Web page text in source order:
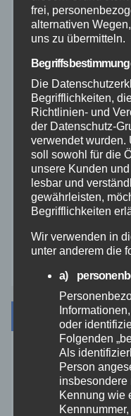
Rettungsdienst
Rhein-Lahn
THW
Veranstaltungen
Video
Westerwald
Zoll
August 2026
Juli 2026
frei,
alternativen
uns zu übermitteln.
Die
Begrifflichkeiten,
Richtlinien- und
der Datenschutz-
verwendet wurden.
soll sowohl für die
unsere Kunden
lesbar und
gewährleisten,
Begrifflichkeiten
Wir verwenden in
unter anderem die
a)
oder
Folgenden
Als
Person
insbesondere
Kennung wie